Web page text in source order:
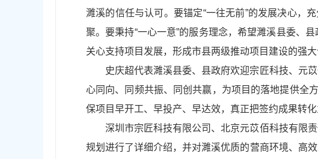
濉溪的信任与认可。要锚定“一往无前”的发展决心，
聚。要秉持“一心一意”的服务理念，希望濉溪县委、
关心支持项目发展，形成市县两级推动项目建设的强大
史庆超代表濉溪县委、县政府欢迎宗匠科技、元
心同向、同频共振、同创共赢，为项目的落地提供全
保项目早开工、早投产、早达效，真正把签约成果转化
深圳市宗匠科技有限公司、北京元苡佰科技有限
规划进行了详细介绍，并对濉溪优质的营商环境、高